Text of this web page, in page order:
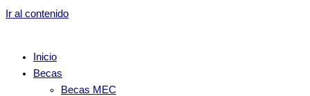
Ir al contenido
Inicio
Becas
Becas MEC